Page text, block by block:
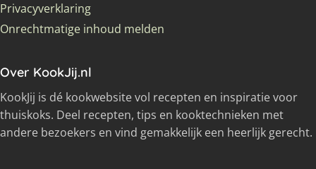
Privacyverklaring
Onrechtmatige inhoud melden
Over KookJij.nl
KookJij is dé kookwebsite vol recepten en inspiratie voor
thuiskoks. Deel recepten, tips en kooktechnieken met
andere bezoekers en vind gemakkelijk een heerlijk gerecht.